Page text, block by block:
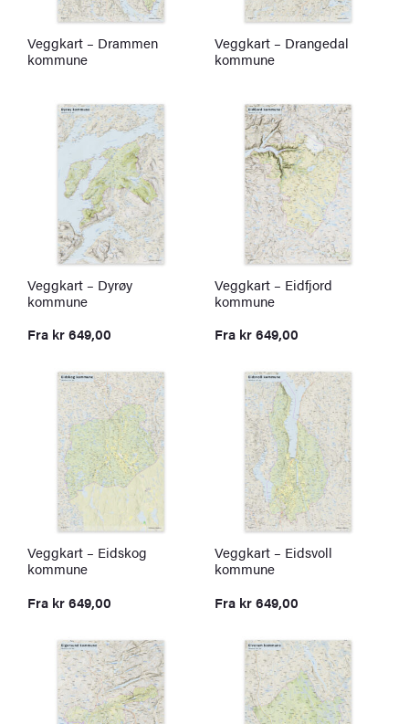
Veggkart – Drammen
kommune
Veggkart – Drangedal
kommune
Veggkart – Dyrøy
kommune
Fra kr649,00
Veggkart – Eidfjord
kommune
Fra kr649,00
Veggkart – Eidskog
kommune
Fra kr649,00
Veggkart – Eidsvoll
kommune
Fra kr649,00